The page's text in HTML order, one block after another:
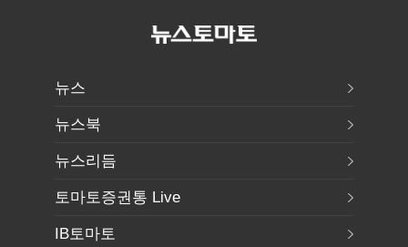
뉴스
뉴스북
뉴스리듬
토마토증권통 Live
IB토마토